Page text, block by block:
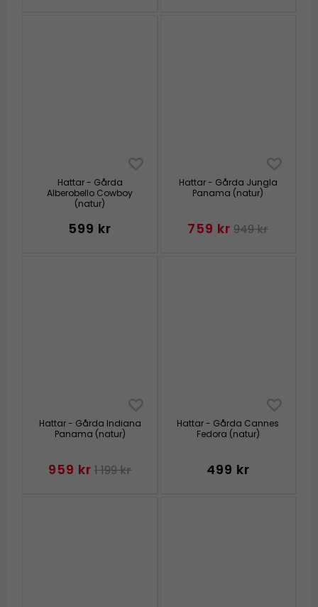
Hattar - Gårda
Alberobello Cowboy
(natur)
599 kr
Hattar - Gårda Jungla
Panama (natur)
759 kr 949 kr
Hattar - Gårda Indiana
Panama (natur)
959 kr 1 199 kr
Hattar - Gårda Cannes
Fedora (natur)
499 kr